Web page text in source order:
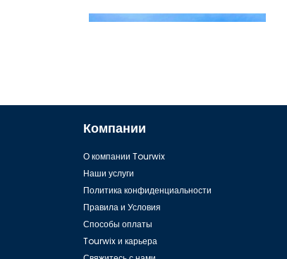
Даламан, Фетхие Каякёй
Компании
О компании Tourwix
Наши услуги
Политика конфиденциальности
Правила и Условия
Способы оплаты
Tourwix и карьера